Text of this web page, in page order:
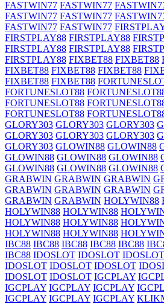
FASTWIN77 FASTWIN77
FASTWIN77 FASTWIN77
FASTWIN77 FASTWIN77
FIRSTPLAY88 FIRSTPLAY88
FIRSTPLAY88 FIRSTPLAY88
FIRSTPLAY88 FIXBET88 FIXBET88
FIXBET88 FIXBET88 FIXBET88
FIXBET88 FIXBET88
FORTUNESLOT88
FORTUNESLOT88
FORTUNESLOT88
GLORY303 GLORY303 GLORY303
GLORY303 GLORY303 GLORY303
GLORY303 GLOWIN88 GLOWIN88
GLOWIN88 GLOWIN88 GLOWIN88
GLOWIN88 GLOWIN88 GLOWIN88
GRABWIN GRABWIN GRABWIN
GRABWIN GRABWIN GRABWIN
GRABWIN GRABWIN HOLYWIN88
HOLYWIN88 HOLYWIN88
HOLYWIN88 HOLYWIN88
HOLYWIN88 HOLYWIN88
IBC88 IBC88 IBC88 IBC88 IBC88
IBC88 IDOSLOT IDOSLOT IDOSLOT
IDOSLOT IDOSLOT IDOSLOT
IDOSLOT IDOSLOT IGCPLAY
IGCPLAY IGCPLAY IGCPLAY
IGCPLAY IGCPLAY IGCPLAY